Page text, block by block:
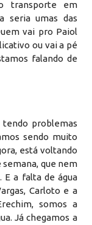
transporte em
seria umas das
vai pro Paiol
ou vai a pé
falando de
tendo problemas
sendo muito
está voltando
que nem
E a falta de água
Carloto e a
somos a
Já chegamos a